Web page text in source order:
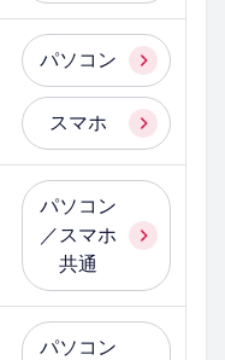
パソコン
スマホ
パソコン
／スマホ
共通
パソコン